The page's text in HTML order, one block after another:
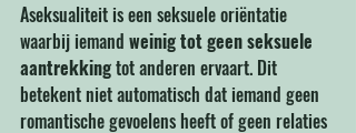
Aseksualiteit is een seksuele oriëntatie
waarbij iemand weinig tot geen seksuele
aantrekking tot anderen ervaart. Dit
betekent niet automatisch dat iemand geen
romantische gevoelens heeft of geen relaties